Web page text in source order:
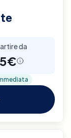
da